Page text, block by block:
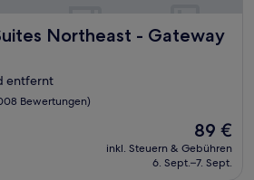
Northeast - Gateway
Northeast - Gateway
entfernt
Bewertungen)
Der
Preis
beträgt
89 €
inkl. Steuern & Gebühren
6. Sept.–7. Sept.